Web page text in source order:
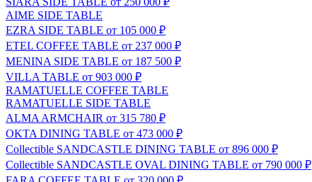
AIME SIDE TABLE
EZRA SIDE TABLE от 105 000 ₽
ETEL COFFEE TABLE от 237 000 ₽
MENINA SIDE TABLE от 187 500 ₽
VILLA TABLE от 903 000 ₽
RAMATUELLE COFFEE TABLE
RAMATUELLE SIDE TABLE
ALMA ARMCHAIR от 315 780 ₽
OKTA DINING TABLE от 473 000 ₽
Сollectible SANDCASTLE DINING TABLE от 896 000 ₽
Сollectible SANDCASTLE OVAL DINING TABLE от 790 000 ₽